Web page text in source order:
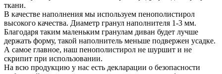
ткани.
В качестве наполнения мы используем пенополистирол
высокого качества. Диаметр гранул наполнителя 1-3 мм.
Благодаря таким маленьким гранулам диван будет лучше
держать форму, такой наполнитель меньше подвержен усадке.
А самое главное, наш пенополистирол не шуршит и не
скрипит при использовании.
На всю продукцию у нас есть декларации о безопасности